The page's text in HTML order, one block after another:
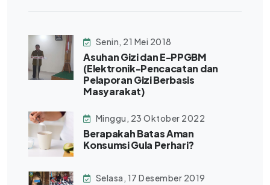
Senin, 21 Mei 2018
Asuhan Gizi dan E-PPGBM
(Elektronik-Pencacatan dan
Pelaporan Gizi Berbasis
Masyarakat)
Minggu, 23 Oktober 2022
Berapakah Batas Aman
Konsumsi Gula Perhari?
Selasa, 17 Desember 2019